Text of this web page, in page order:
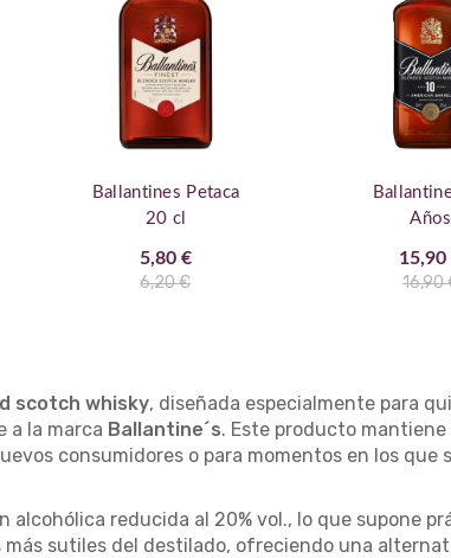
Ballantines Petaca
20 cl
5,80 €
6,20 €
Años
15,90
16,90
scotch whisky, diseñada especialmente para
a la marca Ballantine´s. Este producto mantiene
consumidores o para momentos en los que
alcohólica reducida al 20% vol., lo que supone
sutiles del destilado, ofreciendo una